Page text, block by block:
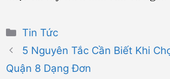
Danh
mục
Tin Tức
5 Nguyên Tắc Cần Biết Khi
Quận 8 Dạng Đơn